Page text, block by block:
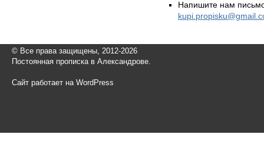
Напишите нам
© Все права защищены, 2012-2026
Постоянная прописка в Александрове.
Сайт работает на WordPress